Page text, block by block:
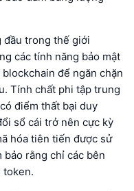
đầu trong thế giới
các tính năng bảo mật
để ngăn chặn
Tính chất phi tập trung
điểm thất bại duy
sổ cái trở nên cực kỳ
hóa tiên tiến được sử
bảo rằng chỉ các bên
token.